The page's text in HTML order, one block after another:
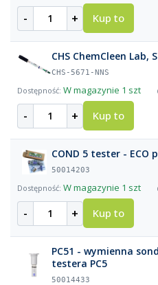
- + Kup to
CHS ChemCleen
CHS-5671-NNS
W magazynie 1 szt
- + Kup to
COND 5 tester - ECO
50014203
W magazynie 1 szt
- + Kup to
PC51 - wymienna
testera PC5
50014433